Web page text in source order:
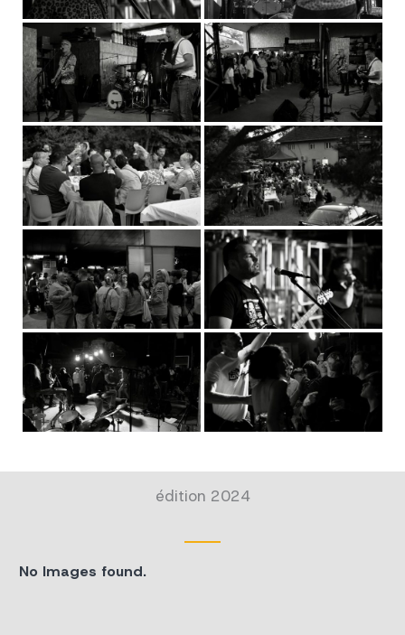
édition 2024
No Images found.